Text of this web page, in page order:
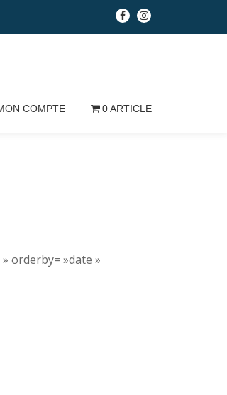
fa-
facebook
fa-
instagram
COMPTE 0 ARTICLE
orderby= »date »